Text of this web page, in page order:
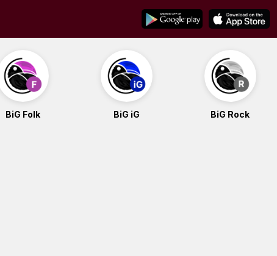
BiG Folk BiG iG BiG Rock